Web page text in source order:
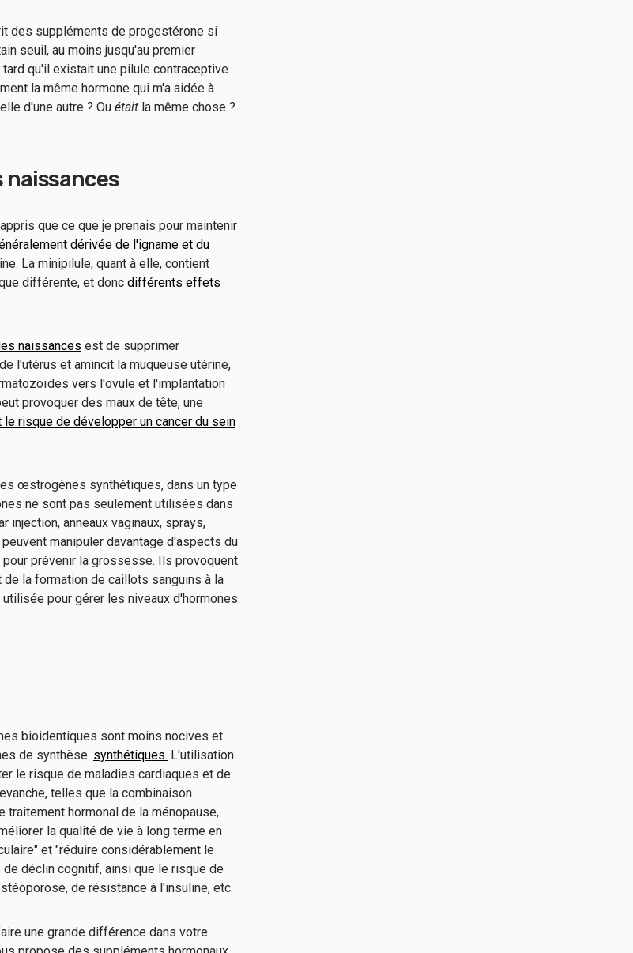
des suppléments de progestérone si
seuil, au moins jusqu'au premier
qu'il existait une pilule contraceptive
la même hormone qui m'a aidée à
d'une autre ? Ou était la même chose ?
naissances
que ce que je prenais pour maintenir
dérivée de l'igname et du
La minipilule, quant à elle, contient
différente, et donc différents effets
naissances est de supprimer
l'utérus et amincit la muqueuse utérine,
vers l'ovule et l'implantation
provoquer des maux de tête, une
le risque de développer un cancer du sein
œstrogènes synthétiques, dans un type
ne sont pas seulement utilisées dans
anneaux vaginaux, sprays,
manipuler davantage d'aspects du
prévenir la grossesse. Ils provoquent
la formation de caillots sanguins à la
pour gérer les niveaux d'hormones
bioidentiques sont moins nocives et
de synthèse. synthétiques. L'utilisation
le risque de maladies cardiaques et de
telles que la combinaison
hormonal de la ménopause,
la qualité de vie à long terme en
et "réduire considérablement le
déclin cognitif, ainsi que le risque de
de résistance à l'insuline, etc.
une grande différence dans votre